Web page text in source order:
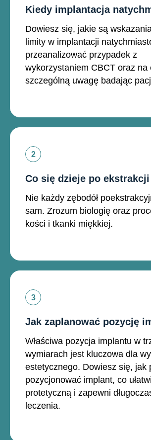
Kiedy implantacja
Dowiesz się, jakie są
limity w implantacji
przeanalizować przypadek z
wykorzystaniem CBCT oraz na
szczególną uwagę badając
Co się dzieje po ekstrakcji
Nie każdy zębodół
sam. Zrozum biologię oraz
kości i tkanki miękkiej.
Jak zaplanować pozycję
Właściwa pozycja implantu w
wymiarach jest kluczowa dla
estetycznego. Dowiesz się, jak
pozycjonować implant, co
protetyczną i zapewni
leczenia.